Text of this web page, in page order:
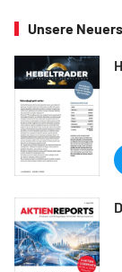
Unsere